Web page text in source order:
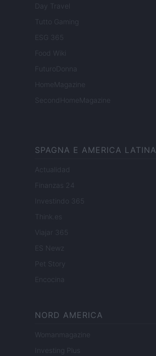
Day Travel
Tutto Gaming
ESG 365
Food Wiki
FuturoDonna
HomeMagazine
SecondHomeMagazine
SPAGNA E AMERICA LATINA
Actualidad
Finanzas 24
Investindo 365
Think.es
Viajar 365
ES Newz
Pet Story
Encocina
NORD AMERICA
Womanmagazine
Investing Plus